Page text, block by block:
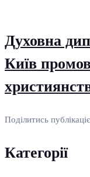
Духовна
Київ
Поділитись
Категорії